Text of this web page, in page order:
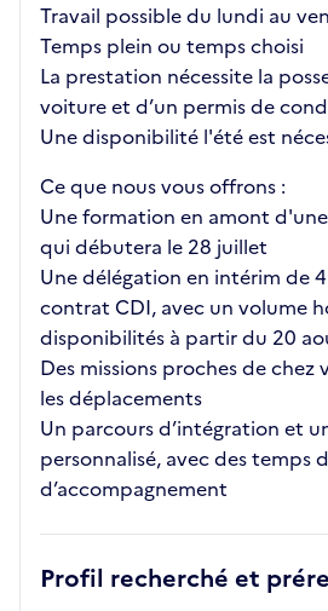
Travail possible du lundi au
Temps plein ou temps choisi
La prestation nécessite la
voiture et d’un permis de
Une disponibilité l'été est
Ce que nous vous offrons :
Une formation en amont
qui débutera le 28 juillet
Une délégation en intérim de
contrat CDI, avec un volume
disponibilités à partir du 20
Des missions proches de
les déplacements
Un parcours d’intégration et
personnalisé, avec des temps
d’accompagnement
Profil recherché et